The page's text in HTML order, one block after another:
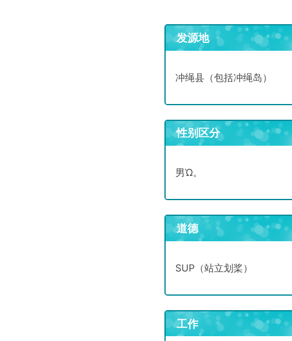
发源地
冲绳县（包括冲绳岛）
性别区分
男Ὡ。
道德
SUP（站立划桨）
工作